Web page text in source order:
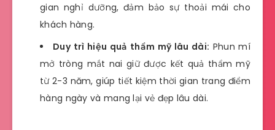
gian nghỉ dưỡng, đảm bảo sự thoải mái cho
khách hàng.
Duy trì hiệu quả thẩm mỹ lâu dài: Phun mí
mở tròng mắt nai giữ được kết quả thẩm mỹ
từ 2-3 năm, giúp tiết kiệm thời gian trang điểm
hàng ngày và mang lại vẻ đẹp lâu dài.